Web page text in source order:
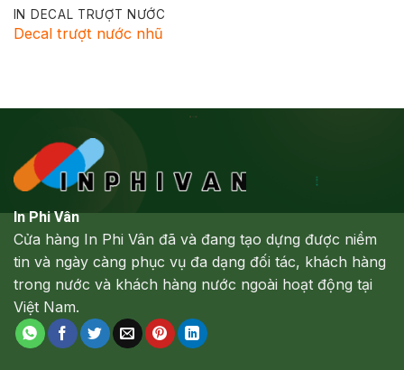
IN DECAL TRƯỢT NƯỚC
Decal trượt nước nhũ
In Phi Vân
Cửa hàng In Phi Vân đã và đang tạo dựng được niềm
tin và ngày càng phục vụ đa dạng đối tác, khách hàng
trong nước và khách hàng nước ngoài hoạt động tại
Việt Nam.